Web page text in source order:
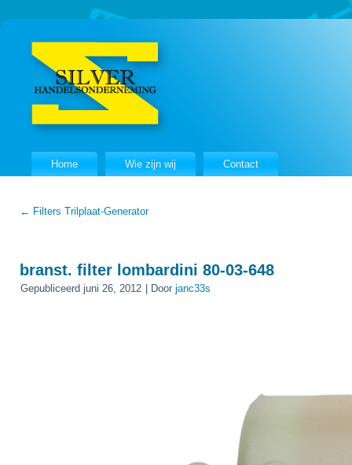
Home Wie zijn wij Contact
← Filters Trilplaat-Generator
branst. filter lombardini 80-03-648
Gepubliceerd juni 26, 2012 Door janc33s